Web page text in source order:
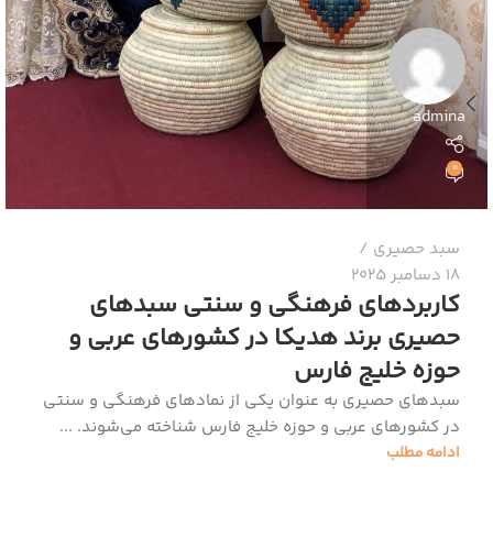
admina
0
سبد حصیری
18 دسامبر 2025
کاربردهای فرهنگی و سنتی سبدهای
حصیری برند هدیکا در کشورهای عربی و
حوزه خلیج فارس
سبدهای حصیری به عنوان یکی از نمادهای فرهنگی و سنتی
در کشورهای عربی و حوزه خلیج فارس شناخته می‌شوند. ...
ادامه مطلب